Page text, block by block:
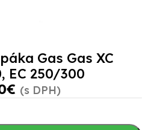
Gas Gas XC
EC 250/300
€ (s DPH)